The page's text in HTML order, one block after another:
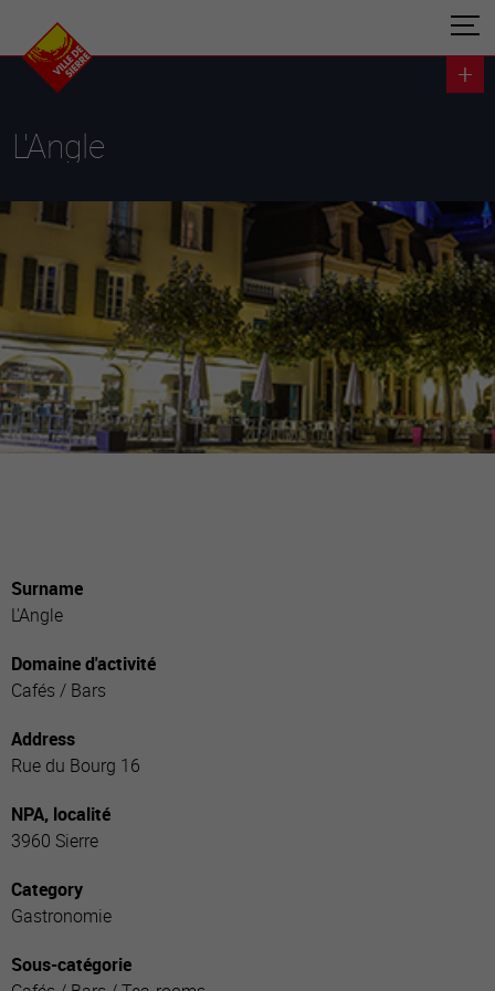
L'Angle
Surname
L'Angle
Domaine d'activité
Cafés / Bars
Address
Rue du Bourg 16
NPA, localité
3960 Sierre
Category
Gastronomie
Sous-catégorie